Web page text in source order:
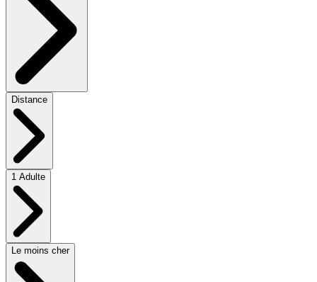
Distance
1 Adulte
Le moins cher